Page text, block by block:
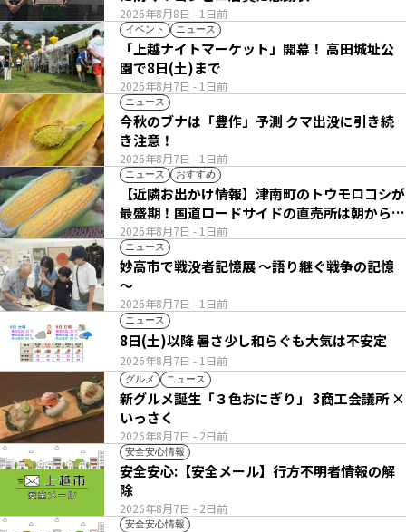
2026年8月8日 - 1日前
イベント ニュース
2026年8月7日 - 1日前
「上越ナイトマーケット」開幕！ 高田城址公
園で8日(土)まで
ニュース
2026年8月7日 - 1日前
今秋のブナは「豊作」予測 クマ出没に引き続
き注意！
ニュース おすすめ
2026年8月7日 - 1日前
【近隣お出かけ情報】津南町のトウモロコシが
最盛期！国道ロードサイドの直売所は朝から長
い列
ニュース
2026年8月7日 - 1日前
妙高市で戦没者記憶展 ～語り継ぐ戦争の記憶
～
ニュース
2026年8月7日 - 1日前
8日(土)以降 暑さ少し和らぐも大気は不安定
グルメ ニュース
2026年8月7日 - 2日前
新グルメ誕生「３色おにぎり」 3商工会議所 ×
いっさく
安全安心情報
2026年8月7日 - 2日前
安全安心:【安全メール】行方不明者情報の解
除
安全安心情報